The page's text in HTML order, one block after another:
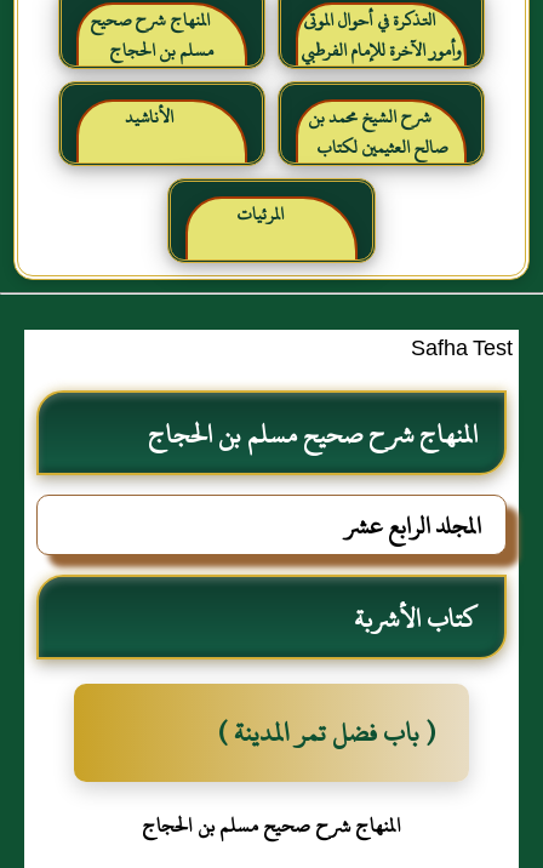
التذكرة في أحوال الموتى
وأمور الآخرة للإمام الفرطبي
رحمه الله
المنهاج شرح صحيح
مسلم بن الحجاج
شرح الشيخ محمد بن
صالح العثيمين لكتاب
رياض الصالحين للإمام
النووي رحمهم الله تعالى
الأناشيد
المرئيات
Safha Test
المنهاج شرح صحيح مسلم بن الحجاج
المجلد الرابع عشر
كتاب الأشربة
( باب فضل تمر المدينة )
المنهاج شرح صحيح مسلم بن الحجاج